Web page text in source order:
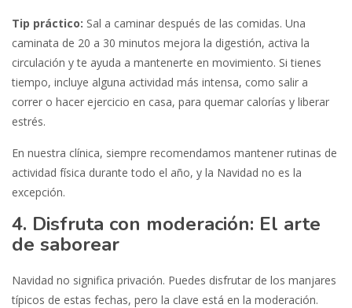
Tip práctico: Sal a caminar después de las comidas. Una
caminata de 20 a 30 minutos mejora la digestión, activa la
circulación y te ayuda a mantenerte en movimiento. Si tienes
tiempo, incluye alguna actividad más intensa, como salir a
correr o hacer ejercicio en casa, para quemar calorías y liberar
estrés.
En nuestra clínica, siempre recomendamos mantener rutinas de
actividad física durante todo el año, y la Navidad no es la
excepción.
4. Disfruta con moderación: El arte
de saborear
Navidad no significa privación. Puedes disfrutar de los manjares
típicos de estas fechas, pero la clave está en la moderación.